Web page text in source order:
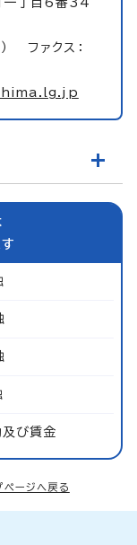
ファクス：
び賃金
ページへ戻る